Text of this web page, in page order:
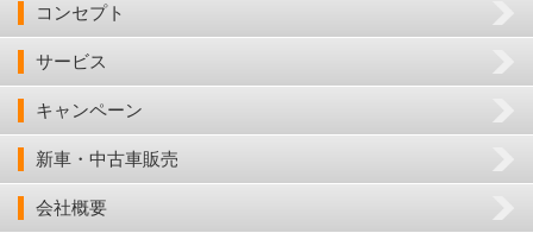
コンセプト
サービス
キャンペーン
新車・中古車販売
会社概要